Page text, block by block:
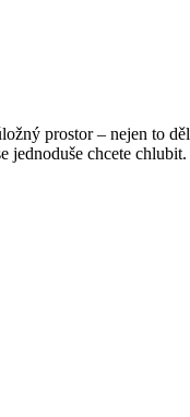
prostor – nejen to
jednoduše chcete chlubit.